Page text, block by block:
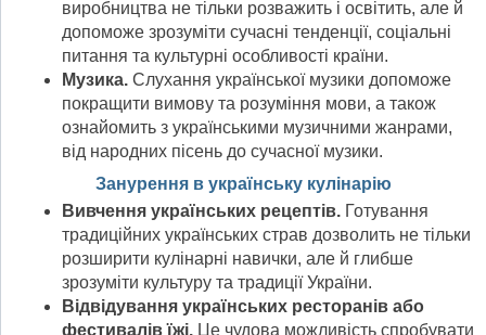
виробництва не тільки розважить і освітить, але й
допоможе зрозуміти сучасні тенденції, соціальні
питання та культурні особливості країни.
Музика. Слухання української музики допоможе
покращити вимову та розуміння мови, а також
ознайомить з українськими музичними жанрами,
від народних пісень до сучасної музики.
Занурення в українську кулінарію
Вивчення українських рецептів. Готування
традиційних українських страв дозволить не тільки
розширити кулінарні навички, але й глибше
зрозуміти культуру та традиції України.
Відвідування українських ресторанів або
фестивалів їжі. Це чудова можливість спробувати